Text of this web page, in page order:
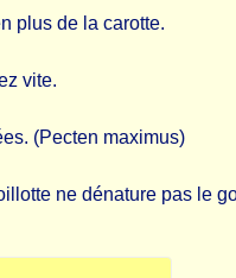
plus de la carotte.
vite.
(Pecten maximus)
ne dénature pas le